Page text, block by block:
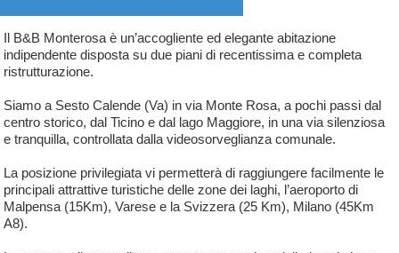
Il B&B Monterosa è un’accogliente ed elegante abitazione
indipendente disposta su due piani di recentissima e completa
ristrutturazione.
Siamo a Sesto Calende (Va) in via Monte Rosa, a pochi passi dal
centro storico, dal Ticino e dal lago Maggiore, in una via silenziosa
e tranquilla, controllata dalla videosorveglianza comunale.
La posizione privilegiata vi permetterà di raggiungere facilmente le
principali attrattive turistiche delle zone dei laghi, l’aeroporto di
Malpensa (15Km), Varese e la Svizzera (25 Km), Milano (45Km
A8).